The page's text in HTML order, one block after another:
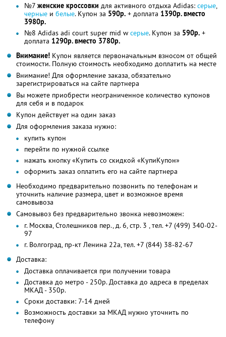
№7 женские кроссовки для активного отдыха Adidas: серые,
черные и белые. Купон за 590р. + доплата 1390р. вместо
3980р.
№8 Adidas adi court super mid w серые. Купон за 590р. +
доплата 1290р. вместо 3780р.
Внимание! Купон является первоначальным взносом от общей
стоимости. Полную стоимость необходимо доплатить на месте
Внимание! Для оформление заказа, обязательно
зарегистрироваться на сайте партнера
Вы можете приобрести неограниченное количество купонов
для себя и в подарок
Купон действует на один заказ
Для оформления заказа нужно:
купить купон
перейти по нужной ссылке
нажать кнопку «Купить со скидкой «КупиКупон»
оформить заказ оплатить его на сайте партнера
Необходимо предварительно позвонить по телефонам и
уточнить наличие размера, цвет и возможное время
самовывоза
Самовывоз без предварительно звонка невозможен:
г. Москва, Столешников пер., д. 6, стр. 3 , тел. +7 (499) 340-02-
97
г. Волгоград, пр-кт Ленина 22а, тел. +7 (844) 38-82-67
Доставка:
Доставка оплачивается при получении товара
Доставка до метро - 250р. Доставка до адреса в пределах
МКАД - 350р.
Сроки доставки: 7-14 дней
Возможность доставки за МКАД нужно уточнить по
телефону